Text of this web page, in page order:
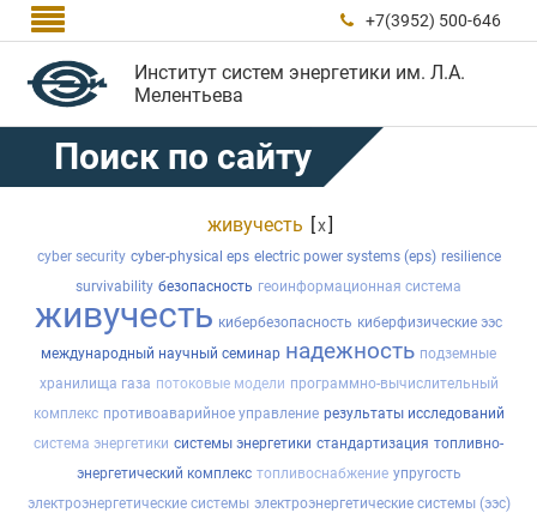
  +7(3952) 500-646
Институт систем энергетики им. Л.А.
Мелентьева
Поиск по сайту
живучесть [x]
cyber security cyber-physical eps electric power systems (eps) resilience
survivability безопасность геоинформационная система
живучесть кибербезопасность киберфизические ээс
международный научный семинар надежность подземные
хранилища газа потоковые модели программно-вычислительный
комплекс противоаварийное управление результаты исследований
система энергетики системы энергетики стандартизация топливно-
энергетический комплекс топливоснабжение упругость
электроэнергетические системы электроэнергетические системы (ээс)